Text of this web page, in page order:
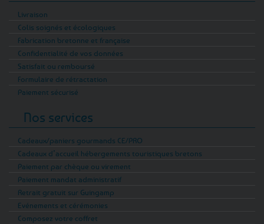
Livraison
Colis soignés et écologiques
Fabrication bretonne et française
Confidentialité de vos données
Satisfait ou remboursé
Formulaire de rétractation
Paiement sécurisé
Nos services
Cadeaux/paniers gourmands CE/PRO
Cadeaux d’accueil hébergements touristiques bretons
Paiement par chèque ou virement
Paiement mandat administratif
Retrait gratuit sur Guingamp
Evénements et cérémonies
Composez votre coffret